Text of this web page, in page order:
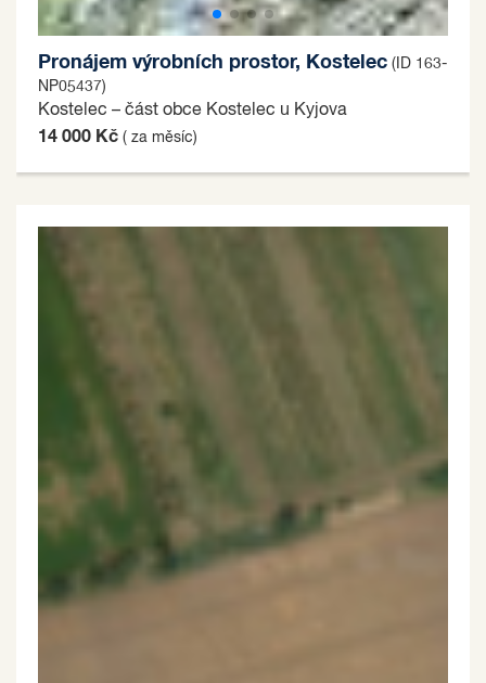
Pronájem výrobních prostor, Kostelec (ID 163-
NP05437)
Kostelec – část obce Kostelec u Kyjova
14 000 Kč ( za měsíc)